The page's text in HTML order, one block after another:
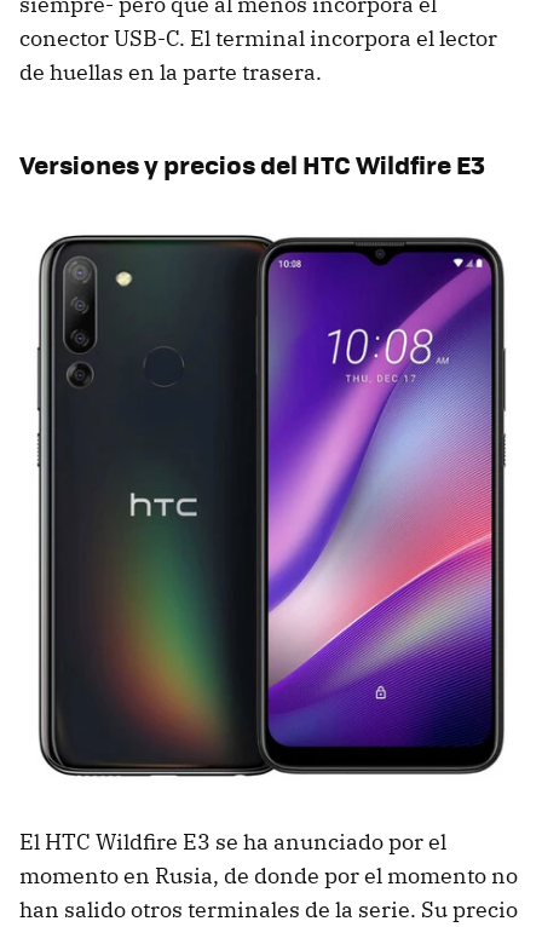
conector USB-C. El terminal incorpora el lector
de huellas en la parte trasera.
Versiones y precios del HTC Wildfire E3
El HTC Wildfire E3 se ha anunciado por el
momento en Rusia, de donde por el momento no
han salido otros terminales de la serie. Su precio